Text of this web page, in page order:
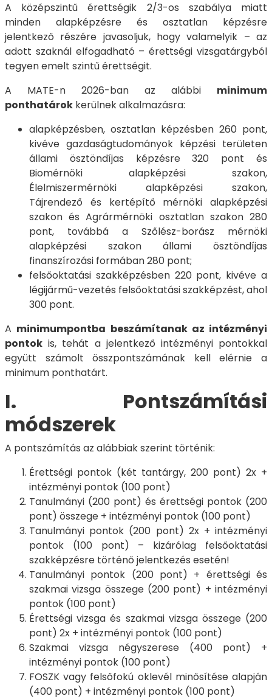
A középszintű érettségik 2/3-os szabálya miatt
minden alapképzésre és osztatlan képzésre
jelentkező részére javasoljuk, hogy valamelyik – az
adott szaknál elfogadható – érettségi vizsgatárgyból
tegyen emelt szintű érettségit.
A MATE-n 2026-ban az alábbi minimum
ponthatárok kerülnek alkalmazásra:
alapképzésben, osztatlan képzésben 260 pont,
kivéve gazdaságtudományok képzési területen
állami ösztöndíjas képzésre 320 pont és
Biomérnöki alapképzési szakon,
Élelmiszermérnöki alapképzési szakon,
Tájrendező és kertépítő mérnöki alapképzési
szakon és Agrármérnöki osztatlan szakon 280
pont, továbbá a Szőlész-borász mérnöki
alapképzési szakon állami ösztöndíjas
finanszírozási formában 280 pont;
felsőoktatási szakképzésben 220 pont, kivéve a
légijármű-vezetés felsőoktatási szakképzést, ahol
300 pont.
A minimumpontba beszámítanak az intézményi
pontok is, tehát a jelentkező intézményi pontokkal
együtt számolt összpontszámának kell elérnie a
minimum ponthatárt.
I. Pontszámítási
módszerek
A pontszámítás az alábbiak szerint történik:
Érettségi pontok (két tantárgy, 200 pont) 2x +
intézményi pontok (100 pont)
Tanulmányi (200 pont) és érettségi pontok (200
pont) összege + intézményi pontok (100 pont)
Tanulmányi pontok (200 pont) 2x + intézményi
pontok (100 pont) – kizárólag felsőoktatási
szakképzésre történő jelentkezés esetén!
Tanulmányi pontok (200 pont) + érettségi és
szakmai vizsga összege (200 pont) + intézményi
pontok (100 pont)
Érettségi vizsga és szakmai vizsga összege (200
pont) 2x + intézményi pontok (100 pont)
Szakmai vizsga négyszerese (400 pont) +
intézményi pontok (100 pont)
FOSZK vagy felsőfokú oklevél minősítése alapján
(400 pont) + intézményi pontok (100 pont)